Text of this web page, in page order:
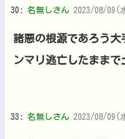
30: 名無しさん 2023/08/09(
諸悪の根源であろう大
ンマリ逃亡したままで
33: 名無しさん 2023/08/09(